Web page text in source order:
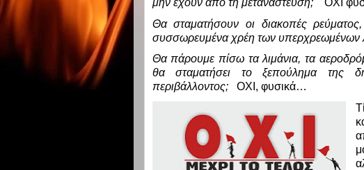
μην έχουν από τη μετανάστευση;
ΟΧΙ
Θα σταματήσουν οι διακοπές
συσσωρευμένα χρέη των υπερχρεωμένων
Θα πάρουμε πίσω τα λιμάνια, τα
θα σταματήσει το ξεπούλημα της
περιβάλλοντος;ΟΧΙ, φυσικά…